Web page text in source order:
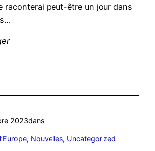
raconterai peut-être un jour dans
2023dans
, Nouvelles, Uncategorized